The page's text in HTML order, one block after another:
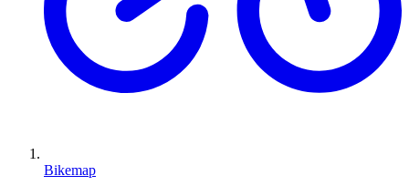
Bikemap